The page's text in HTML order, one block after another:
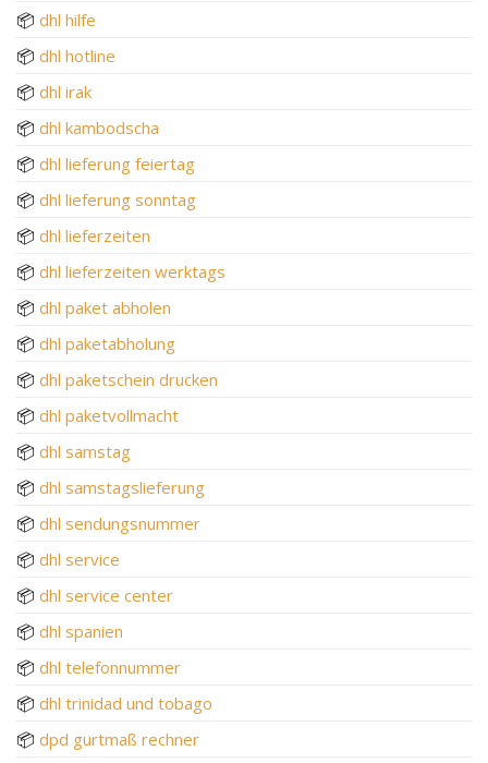
📦 dhl hilfe
📦 dhl hotline
📦 dhl irak
📦 dhl kambodscha
📦 dhl lieferung feiertag
📦 dhl lieferung sonntag
📦 dhl lieferzeiten
📦 dhl lieferzeiten werktags
📦 dhl paket abholen
📦 dhl paketabholung
📦 dhl paketschein drucken
📦 dhl paketvollmacht
📦 dhl samstag
📦 dhl samstagslieferung
📦 dhl sendungsnummer
📦 dhl service
📦 dhl service center
📦 dhl spanien
📦 dhl telefonnummer
📦 dhl trinidad und tobago
📦 dpd gurtmaß rechner